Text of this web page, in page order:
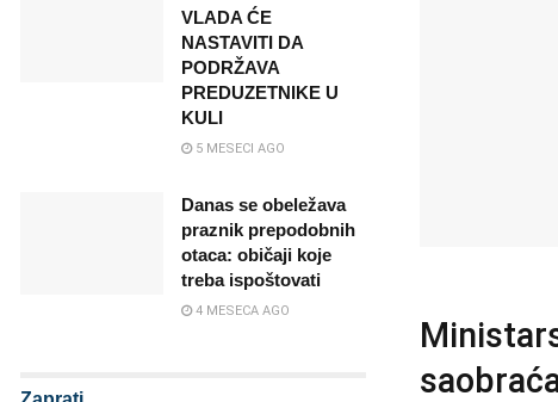
VLADA ĆE
NASTAVITI DA
PODRŽAVA
PREDUZETNIKE U
KULI
5 MESECI AGO
Danas se obeležava
praznik prepodobnih
otaca: običaji koje
treba ispoštovati
4 MESECA AGO